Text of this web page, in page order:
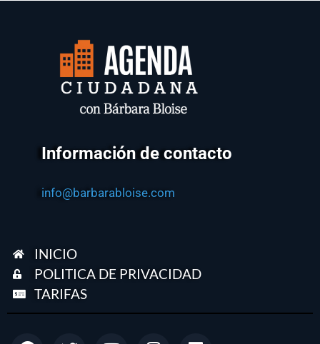
Información de contacto
info@barbarabloise.com
INICIO
POLITICA DE PRIVACIDAD
TARIFAS